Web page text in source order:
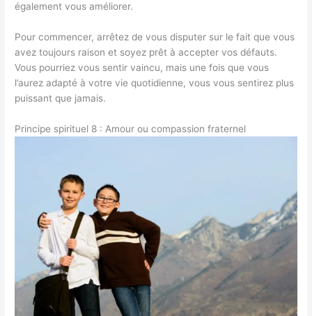
également vous améliorer.
Pour commencer, arrêtez de vous disputer sur le fait que vous
avez toujours raison et soyez prêt à accepter vos défauts.
Vous pourriez vous sentir vaincu, mais une fois que vous
l’aurez adapté à votre vie quotidienne, vous vous sentirez plus
puissant que jamais.
Principe spirituel 8 : Amour ou compassion fraternel